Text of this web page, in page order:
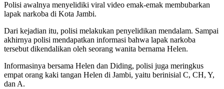
Polisi awalnya menyelidiki viral video emak-emak membubarkan
lapak narkoba di Kota Jambi.
Dari kejadian itu, polisi melakukan penyelidikan mendalam. Sampai
akhirnya polisi mendapatkan informasi bahwa lapak narkoba
tersebut dikendalikan oleh seorang wanita bernama Helen.
Informasinya bersama Helen dan Diding, polisi juga meringkus
empat orang kaki tangan Helen di Jambi, yaitu berinisial C, CH, Y,
dan A.